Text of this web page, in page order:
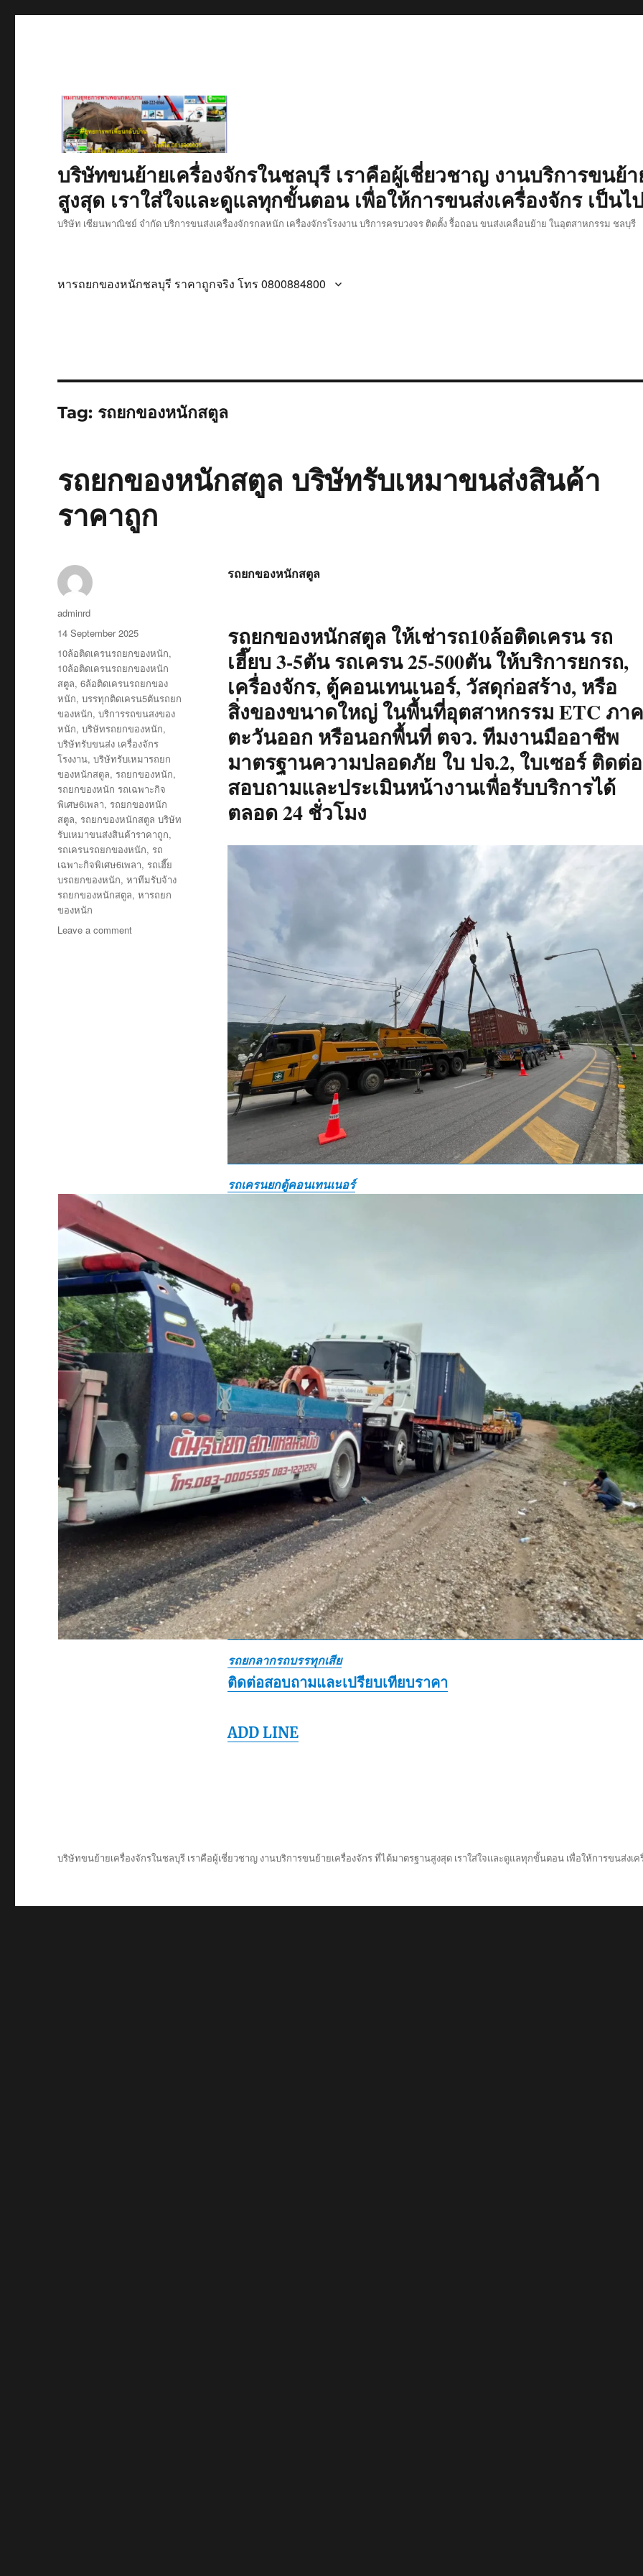
บริษัทขนย้ายเครื่องจักรในชลบุรี เราคือผู้เชี่ยวชาญ งานบริการขนย้
สูงสุด เราใส่ใจและดูแลทุกขั้นตอน เพื่อให้การขนส่งเครื่องจักร เป็นไ
บริษัท เซียนพาณิชย์ จำกัด บริการขนส่งเครื่องจักรกลหนัก เครื่องจักรโรงงาน บริการครบวงจร ติดตั้ง รื้อถอน ขนส่งเคลื่อนย้าย ในอุตสาหกรรม ชลบุรี
หารถยกของหนักชลบุรี ราคาถูกจริง โทร 0800884800
Tag: รถยกของหนักสตูล
รถยกของหนักสตูล บริษัทรับเหมาขนส่งสินค้า
ราคาถูก
รถยกของหนักสตูล
รถยกของหนักสตูล ให้เช่ารถ10ล้อติดเครน รถ
เฮี๊ยบ 3-5ตัน รถเครน 25-500ตัน ให้บริการยกรถ,
เครื่องจักร, ตู้คอนเทนเนอร์, วัสดุก่อสร้าง, หรือ
สิ่งของขนาดใหญ่ ในพื้นที่อุตสาหกรรม ETC ภาค
ตะวันออก หรือนอกพื้นที่ ตจว. ทีมงานมืออาชีพ
มาตรฐานความปลอดภัย ใบ ปจ.2, ใบเซอร์ ติดต่อ
สอบถามและประเมินหน้างานเพื่อรับบริการได้
ตลอด 24 ชั่วโมง
รถเครนยกตู้คอนเทนเนอร์
รถยกลากรถบรรทุกเสีย
ติดต่อสอบถามและเปรียบเทียบราคา
ADD LINE
Author
adminrd
Posted
on
14 September 2025
Tags
10ล้อติดเครนรถยกของหนัก,
10ล้อติดเครนรถยกของหนัก
สตูล,6ล้อติดเครนรถยกของ
หนัก,บรรทุกติดเครน5ตันรถยก
ของหนัก,บริการรถขนสงของ
หนัก,บริษัทรถยกของหนัก,
บริษัทรับขนส่ง เครื่องจักร
โรงงาน,บริษัทรับเหมารถยก
ของหนักสตูล,รถยกของหนัก,
รถยกของหนัก รถเฉพาะกิจ
พิเศษ6เพลา,รถยกของหนัก
สตูล,รถยกของหนักสตูล บริษัท
รับเหมาขนส่งสินค้าราคาถูก,
รถเครนรถยกของหนัก,รถ
เฉพาะกิจพิเศษ6เพลา,รถเฮี๊ย
บรถยกของหนัก,หาทีมรับจ้าง
รถยกของหนักสตูล,หารถยก
ของหนัก
Leave a commenton
บริษัทขนย้ายเครื่องจักรในชลบุรี เราคือผู้เชี่ยวชาญ งานบริการขนย้ายเครื่องจักร ที่ได้มาตรฐานสูงสุด เราใส่ใจและดูแลทุกขั้นตอน เพื่อให้การขนส่งเค